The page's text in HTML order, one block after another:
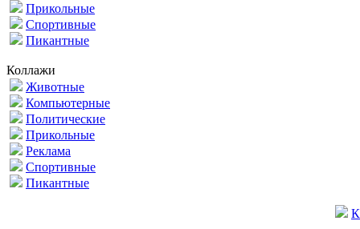
Прикольные
Спортивные
Пикантные
Коллажи
Животные
Компьютерные
Политические
Прикольные
Реклама
Спортивные
Пикантные